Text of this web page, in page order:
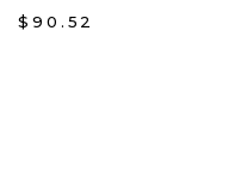
$ 90.52